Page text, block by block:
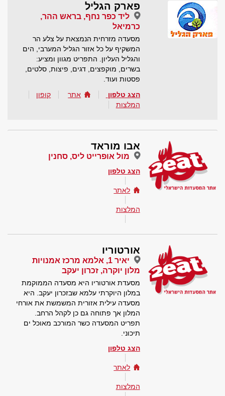
פארק הגליל
ליד כפר נחף, בראש ההר,
כרמיאל
מסעדה מזרחית הנמצאת על צלע הר
המשקיף על כל אזור הגליל המערבי, הים
והגליל העליון. התפריט מגוון ומציע:
בשרים, מוקפצים, דגים, פיצות, סלטים,
פסטות ועוד.
הצג טלפון אתר
קופון
המלצות
אבו מוראד
מול אופרייט ליס, סחנין
הצג טלפון
לאתר
המלצות
אורטוריו
יאיר 1, אלמא מרכז אמנויות
מלון יוקרה, זכרון יעקב
מסעדת אורטוריו היא מסעדה הממוקמת
במלון היוקרתי עלמא שבזכרון יעקב. היא
מסעדה עילית אזורית המשמשת את אורחי
המלון אך פתוחה גם כן לקהל הרחב.
תפריט המסעדה כשר המורכב מאוכל ים
תיכוני.
הצג טלפון
לאתר
המלצות